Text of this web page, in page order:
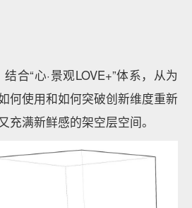
结合“心·景观LOVE+”体系，从为
何使用和如何突破创新维度重新
充满新鲜感的架空层空间。